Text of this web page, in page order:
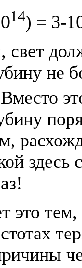
14) = 3-
свет
не
здесь
это